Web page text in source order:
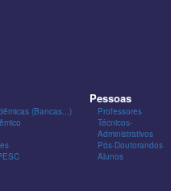
(Bancas...)
Pessoas
Professores
Técnicos-
Administrativos
Pós-Doutorandos
Alunos